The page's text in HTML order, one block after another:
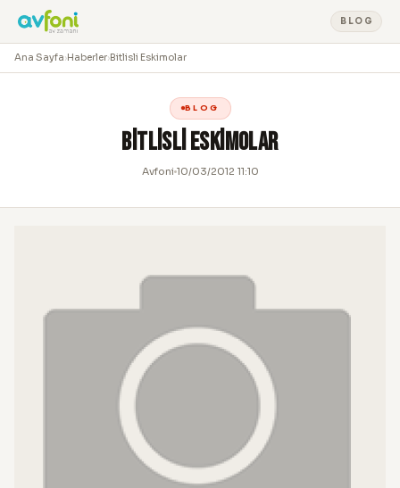
BLOG
Ana Sayfa›Haberler›Bitlisli Eskimolar
BLOG
Bitlisli Eskimolar
Avfoni 10/03/2012 11:10